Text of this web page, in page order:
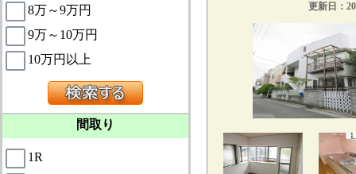
8万～9万円
9万～10万円
10万円以上
間取り
1R
更新日：